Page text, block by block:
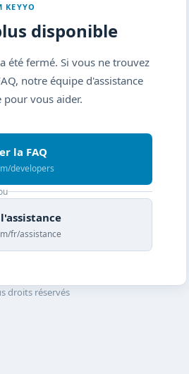
KEYYO
disponible
été fermé. Si vous ne trouvez
notre équipe d'assistance
vous aider.
la FAQ
developers
fr/assistance
droits réservés